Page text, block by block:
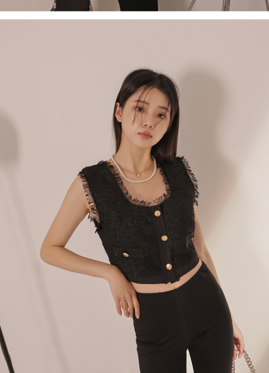
1. Perkhidmatan ini disediakan oleh Taiwan Mobile, pengguna telefon
transaksi Gogo, selepas pengesahan nombor telefon, pilih bilangan
ansuran yang diingini, tarikh akhir pembayaran, dan setelah
mengesahkan pembayaran, transaksi akan selesai.
3. Jumlah kelulusan sebenar, bilangan ansuran dan jumlah bayaran
adalah berdasarkan halaman pengesahan transaksi seterusnya.
4. Dalam masa 30 minit selepas pesanan ditubuhkan, jika tidak pergi
untuk mengesahkan transaksi atau jika tidak lulus semakan, pesanan
akan dibatalkan secara automatik. Jika terdapat situasi "pindah untuk
semakan khusus" yang tidak lulus, ini menunjukkan bahawa sistem
penilaian tidak mencukupi, tiada penjelasan mengenai kandungan
penilaian boleh diberikan.
【Penerangan Kaedah Pembayaran】
1. Pembayaran ansuran tidak digabungkan dalam bil telekomunikasi,
"Pembayaran Ansuran Gogo" akan menghantar SMS peringatan
pembayaran selepas tarikh penyelesaian bulanan.
2. Melalui pautan SMS untuk membuka bil, anda boleh memilih untuk
membayar melalui "Kod bar kedai serbaneka / Kedai rasmi Taiwan
Mobile / Pemindahan bank / Pembayaran J街口 / iPASS MONEY" dan
1. Perkhidmatan ini disediakan oleh "Taiwan Mobile Co., Ltd." untuk
membolehkan pengguna membeli produk atau perkhidmatan melalui
perkhidmatan ini semasa transaksi, dan kedai akan menyerahkan hak
tuntutan harga jual/beli ansuran kepada syarikat ini untuk membayar bil
2. Berdasarkan tujuan kontrak persetujuan pembayaran menggunakan
Sila hubungi NP Taiwan Inc. dics_tw@netprotections.co.jpjika anda
mempunyai sebarang kebimbangan mengenai pemprosesan dan